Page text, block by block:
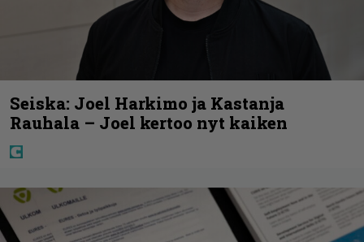
Seiska: Joel Harkimo ja Kastanja
Rauhala – Joel kertoo nyt kaiken